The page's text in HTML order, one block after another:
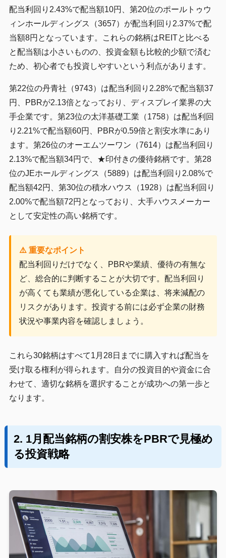
配当利回り2.43%で配当額10円、第20位のポールトゥウ
ィンホールディングス（3657）が配当利回り2.37%で配
当額8円となっています。これらの銘柄はREITと比べる
と配当額は小さいものの、投資金額も比較的少額で済む
ため、初心者でも投資しやすいという利点があります。
第22位の丹青社（9743）は配当利回り2.28%で配当額37
円、PBRが2.13倍となっており、ディスプレイ業界の大
手企業です。第23位の太洋基礎工業（1758）は配当利回
り2.21%で配当額60円、PBRが0.59倍と割安水準にあり
ます。第26位のオーエムツーワン（7614）は配当利回り
2.13%で配当額34円で、★印付きの優待銘柄です。第28
位のJEホールディングス（5889）は配当利回り2.08%で
配当額42円、第30位の積水ハウス（1928）は配当利回り
2.00%で配当額72円となっており、大手ハウスメーカー
として安定性の高い銘柄です。
⚠️ 重要なポイント
配当利回りだけでなく、PBRや業績、優待の有無な
ど、総合的に判断することが大切です。配当利回り
が高くても業績が悪化している企業は、将来減配の
リスクがあります。投資する前には必ず企業の財務
状況や事業内容を確認しましょう。
これら30銘柄はすべて1月28日までに購入すれば配当を
受け取る権利が得られます。自分の投資目的や資金に合
わせて、適切な銘柄を選択することが成功への第一歩と
なります。
2. 1月配当銘柄の割安株をPBRで見極め
る投資戦略